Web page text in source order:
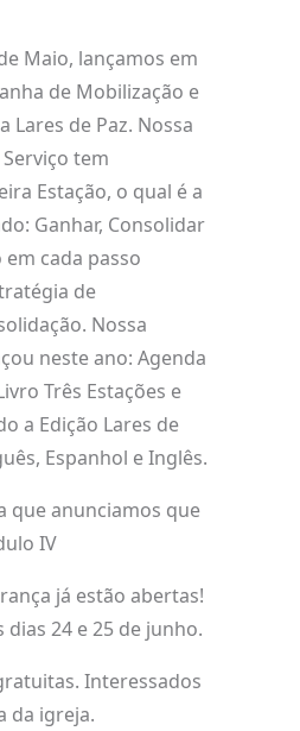
Maio, lançamos em
de Mobilização e
Lares de Paz. Nossa
tem
Estação, o qual é a
Ganhar, Consolidar
em cada passo
de
Nossa
neste ano: Agenda
Três Estações e
a Edição Lares de
Espanhol e Inglês.
que anunciamos que
IV
já estão abertas!
dias 24 e 25 de junho.
Interessados
da igreja.